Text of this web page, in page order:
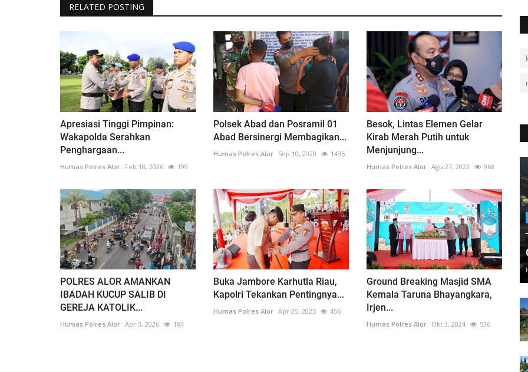
RELATED POSTING
Apresiasi Tinggi Pimpinan:
Wakapolda Serahkan
Penghargaan...
Humas Polres Alor Feb 18, 2026 199
Polsek Abad dan Posramil 01
Abad Bersinergi Membagikan...
Humas Polres Alor Sep 10, 2020 1435
Besok, Lintas Elemen Gelar
Kirab Merah Putih untuk
Menjunjung...
Humas Polres Alor Agu 27, 2022 968
POLRES ALOR AMANKAN
IBADAH KUCUP SALIB DI
GEREJA KATOLIK...
Humas Polres Alor Apr 3, 2026 184
Buka Jambore Karhutla Riau,
Kapolri Tekankan Pentingnya...
Humas Polres Alor Apr 25, 2025 456
Ground Breaking Masjid SMA
Kemala Taruna Bhayangkara,
Irjen...
Humas Polres Alor Okt 3, 2024 536